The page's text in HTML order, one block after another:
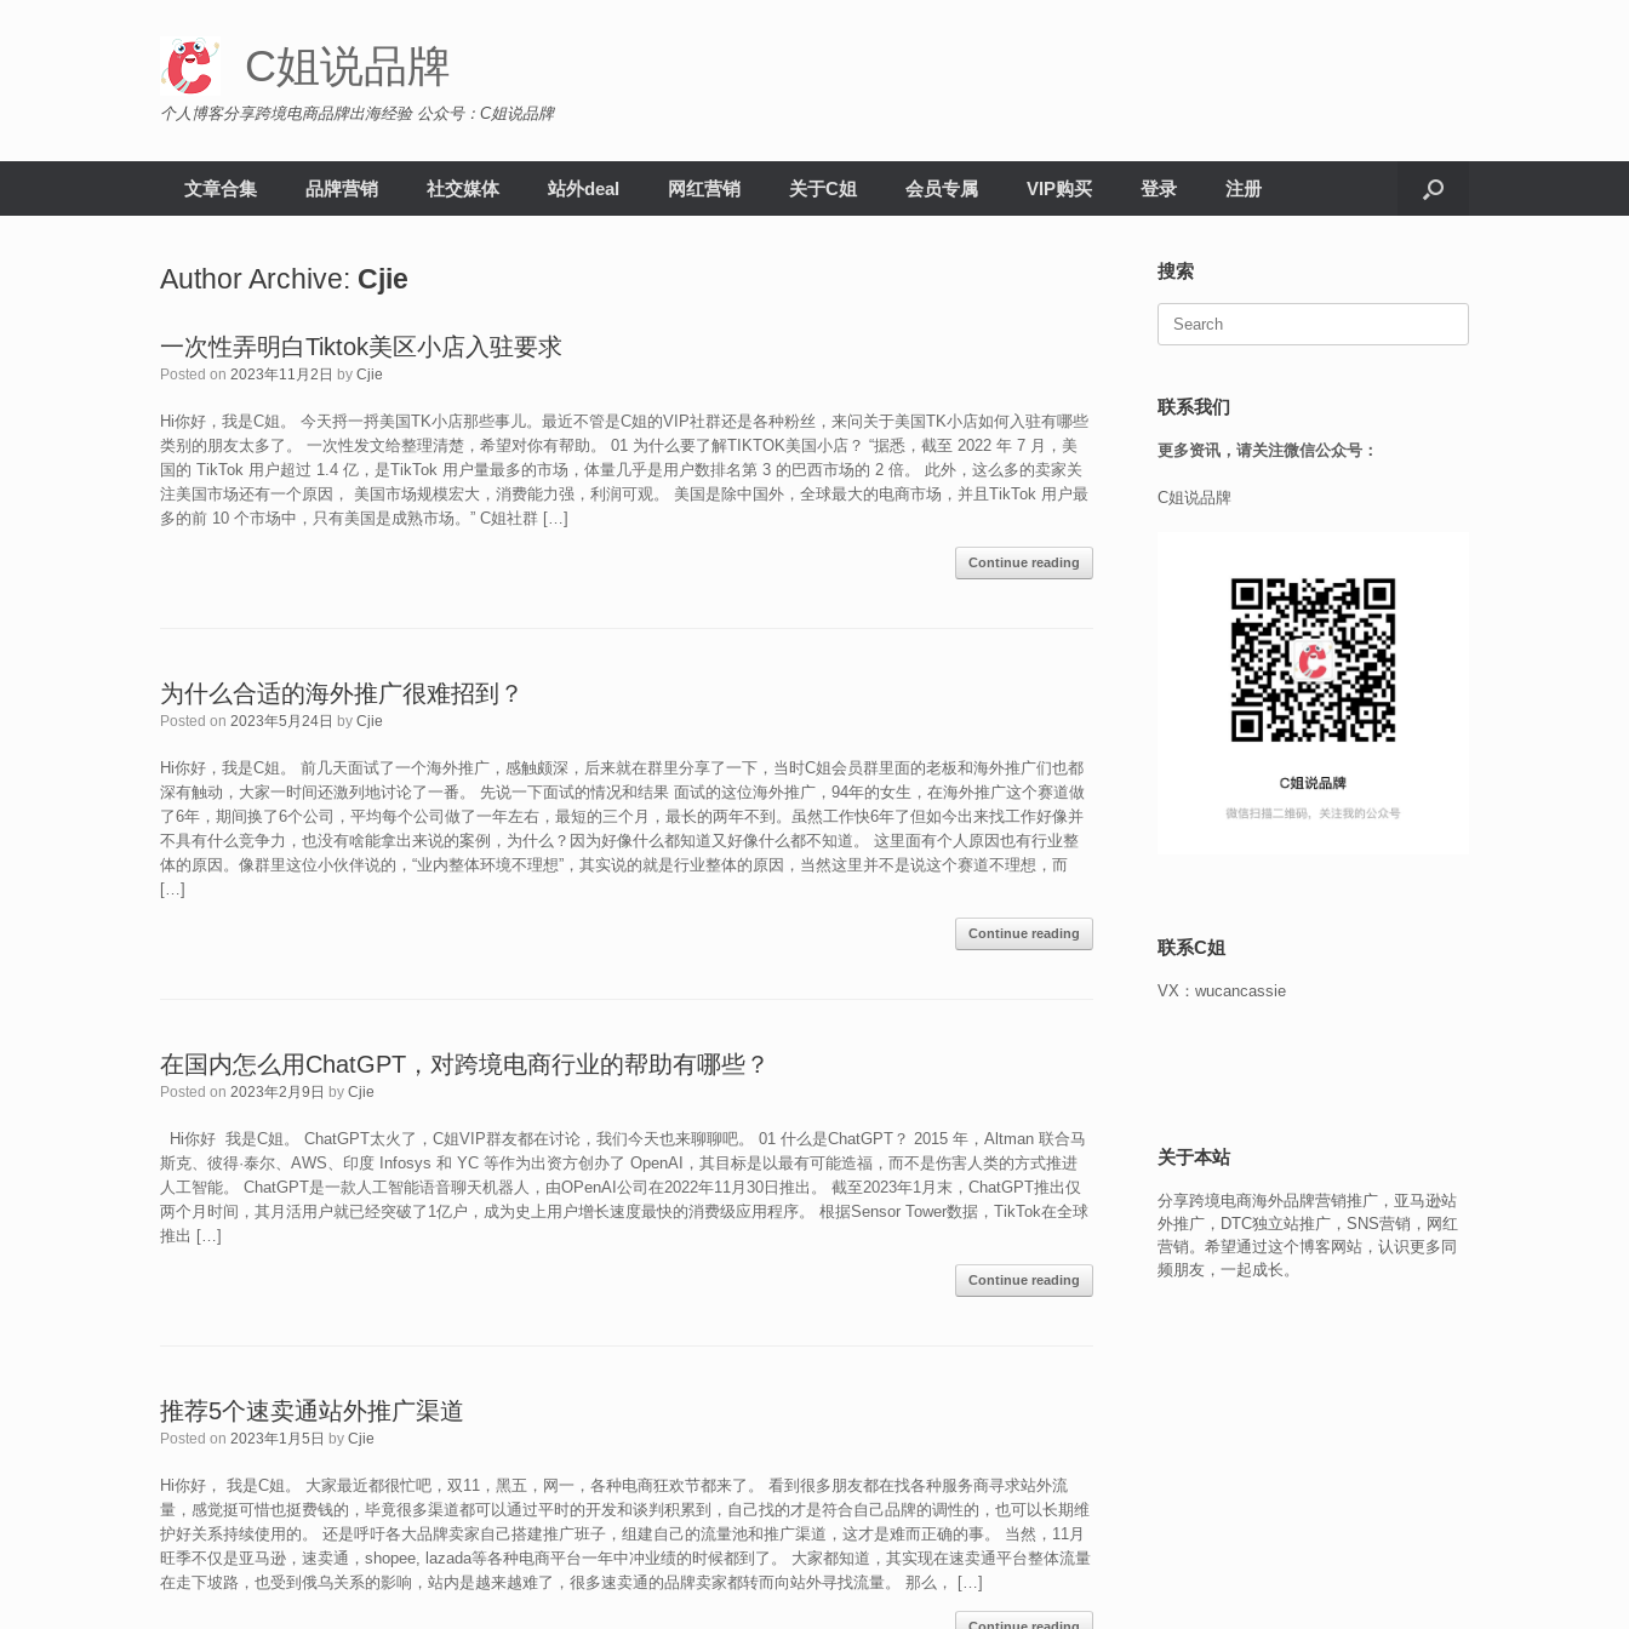
C姐说品牌
个人博客分享跨境电商品牌出海经验 公众号：C姐说品牌
文章合集 品牌营销 社交媒体 站外deal 网红营销 关于C姐 会员专属 VIP购买 登录 注册
Author Archive: Cjie
一次性弄明白Tiktok美区小店入驻要求
Posted on 2023年11月2日 by Cjie
Hi你好，我是C姐。 今天捋一捋美国TK小店那些事儿。最近不管是C姐的VIP社群还是各种粉丝，来问关于美国TK小店如何入驻有哪些
类别的朋友太多了。 一次性发文给整理清楚，希望对你有帮助。 01 为什么要了解TIKTOK美国小店？ “据悉，截至 2022 年 7 月，美
国的 TikTok 用户超过 1.4 亿，是TikTok 用户量最多的市场，体量几乎是用户数排名第 3 的巴西市场的 2 倍。 此外，这么多的卖家关
注美国市场还有一个原因， 美国市场规模宏大，消费能力强，利润可观。 美国是除中国外，全球最大的电商市场，并且TikTok 用户最
多的前 10 个市场中，只有美国是成熟市场。” C姐社群 […]
Continue reading
为什么合适的海外推广很难招到？
Posted on 2023年5月24日 by Cjie
Hi你好，我是C姐。 前几天面试了一个海外推广，感触颇深，后来就在群里分享了一下，当时C姐会员群里面的老板和海外推广们也都
深有触动，大家一时间还激列地讨论了一番。 先说一下面试的情况和结果 面试的这位海外推广，94年的女生，在海外推广这个赛道做
了6年，期间换了6个公司，平均每个公司做了一年左右，最短的三个月，最长的两年不到。虽然工作快6年了但如今出来找工作好像并
不具有什么竞争力，也没有啥能拿出来说的案例，为什么？因为好像什么都知道又好像什么都不知道。 这里面有个人原因也有行业整
体的原因。像群里这位小伙伴说的，“业内整体环境不理想”，其实说的就是行业整体的原因，当然这里并不是说这个赛道不理想，而
[…]
Continue reading
在国内怎么用ChatGPT，对跨境电商行业的帮助有哪些？
Posted on 2023年2月9日 by Cjie
Hi你好 我是C姐。 ChatGPT太火了，C姐VIP群友都在讨论，我们今天也来聊聊吧。 01 什么是ChatGPT？ 2015 年，Altman 联合马
斯克、彼得·泰尔、AWS、印度 Infosys 和 YC 等作为出资方创办了 OpenAI，其目标是以最有可能造福，而不是伤害人类的方式推进
人工智能。 ChatGPT是一款人工智能语音聊天机器人，由OPenAI公司在2022年11月30日推出。 截至2023年1月末，ChatGPT推出仅
两个月时间，其月活用户就已经突破了1亿户，成为史上用户增长速度最快的消费级应用程序。 根据Sensor Tower数据，TikTok在全球
推出 […]
Continue reading
推荐5个速卖通站外推广渠道
Posted on 2023年1月5日 by Cjie
Hi你好， 我是C姐。 大家最近都很忙吧，双11，黑五，网一，各种电商狂欢节都来了。 看到很多朋友都在找各种服务商寻求站外流
量，感觉挺可惜也挺费钱的，毕竟很多渠道都可以通过平时的开发和谈判积累到，自己找的才是符合自己品牌的调性的，也可以长期维
护好关系持续使用的。 还是呼吁各大品牌卖家自己搭建推广班子，组建自己的流量池和推广渠道，这才是难而正确的事。 当然，11月
旺季不仅是亚马逊，速卖通，shopee, lazada等各种电商平台一年中冲业绩的时候都到了。 大家都知道，其实现在速卖通平台整体流量
在走下坡路，也受到俄乌关系的影响，站内是越来越难了，很多速卖通的品牌卖家都转而向站外寻找流量。 那么， […]
搜索
Search
联系我们
更多资讯，请关注微信公众号：
C姐说品牌
联系C姐
VX：wucancassie
关于本站
分享跨境电商海外品牌营销推广，亚马逊站
外推广，DTC独立站推广，SNS营销，网红
营销。希望通过这个博客网站，认识更多同
频朋友，一起成长。